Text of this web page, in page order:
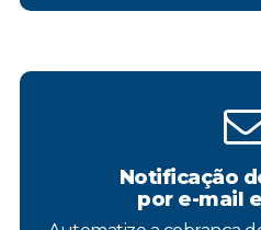
Notificação
por e-mail